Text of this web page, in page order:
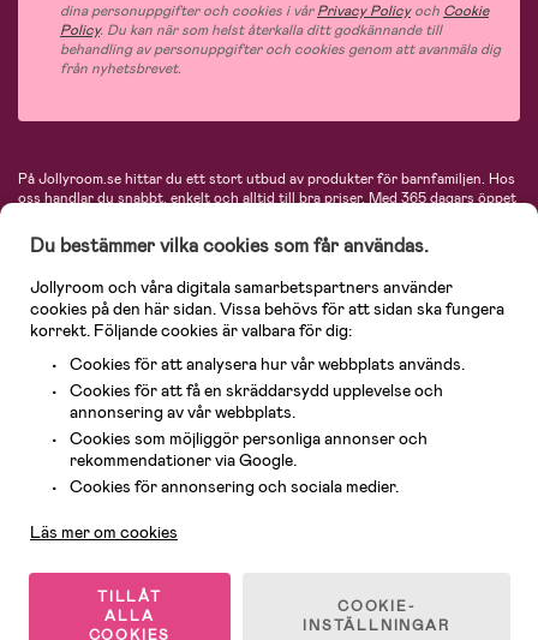
dina personuppgifter och cookies i vårPrivacy Policyoch Cookie
Policy. Du kan när som helst återkalla ditt godkännande till
behandling av personuppgifter och cookies genom att avanmäla dig
från nyhetsbrevet.
På Jollyroom.se hittar du ett stort utbud av produkter för barnfamiljen. Hos
oss handlar du snabbt, enkelt och alltid till bra priser. Med 365 dagars öppet
hos oss. I vårt sortiment hittar du barnvagnar, bilstolar, kläder för barn och
baby, produkter för mamman, massor av inspirerande inredning, leksaker,
varumärken så som Britax, Maxi-Cosi, Baby Jogger, BabyBjörn, Didriksons,
KidKraft, Ergobaby, Philips Avent, Neonate, Cybex, LEGO och många fler.
Välkommen in och kika runt i Nordens största barn- och babybutik på nätet!
© 2026 Jollyroom AB. Alla rättigheter reserverade.
Du bestämmer vilka cookies som får användas.
Jollyroom och våra digitala samarbetspartners använder
cookies på den här sidan. Vissa behövs för att sidan ska fungera
korrekt. Följande cookies är valbara för dig:
Cookies för att analysera hur vår webbplats används.
Cookies för att få en skräddarsydd upplevelse och
annonsering av vår webbplats.
Cookies som möjliggör personliga annonser och
rekommendationer via Google.
Cookies för annonsering och sociala medier.
Läs mer om cookies
TILLÅT
ALLA
COOKIES
COOKIE-
INSTÄLLNINGAR